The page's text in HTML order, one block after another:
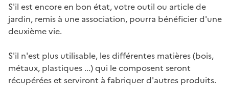
S'il est encore en bon état, votre outil ou article de
jardin, remis à une association, pourra bénéficier d'une
deuxième vie.
S'il n'est plus utilisable, les différentes matières (bois,
métaux, plastiques ...) qui le composent seront
récupérées et serviront à fabriquer d'autres produits.